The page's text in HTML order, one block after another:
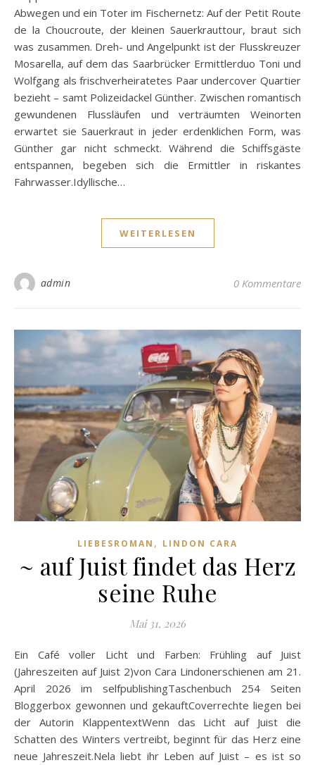
Abwegen und ein Toter im Fischernetz: Auf der Petit Route
de la Choucroute, der kleinen Sauerkrauttour, braut sich
was zusammen. Dreh- und Angelpunkt ist der Flusskreuzer
Mosarella, auf dem das Saarbrücker Ermittlerduo Toni und
Wolfgang als frischverheiratetes Paar undercover Quartier
bezieht – samt Polizeidackel Günther. Zwischen romantisch
gewundenen Flussläufen und verträumten Weinorten
erwartet sie Sauerkraut in jeder erdenklichen Form, was
Günther gar nicht schmeckt. Während die Schiffsgäste
entspannen, begeben sich die Ermittler in riskantes
Fahrwasser.Idyllische…
WEITERLESEN
admin 0 Kommentare
LIEBESROMAN , LINDON CARA
~ auf Juist findet das Herz
seine Ruhe
Mai 31, 2026
Ein Café voller Licht und Farben: Frühling auf Juist
(Jahreszeiten auf Juist 2)von Cara Lindonerschienen am 21.
April 2026 im selfpublishingTaschenbuch 254 Seiten
Bloggerbox gewonnen und gekauftCoverrechte liegen bei
der Autorin KlappentextWenn das Licht auf Juist die
Schatten des Winters vertreibt, beginnt für das Herz eine
neue Jahreszeit.Nela liebt ihr Leben auf Juist – es ist so